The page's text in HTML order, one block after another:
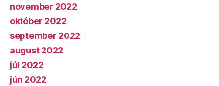
november 2022
október 2022
september 2022
august 2022
júl 2022
jún 2022